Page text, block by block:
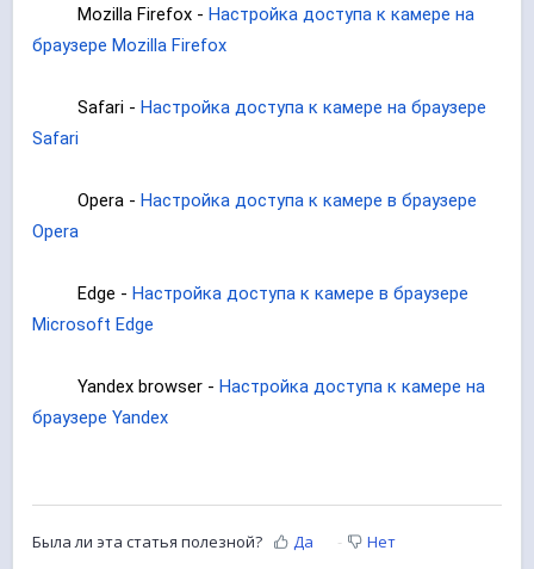
Mozilla Firefox - Настройка доступа к камере на
браузере Mozilla Firefox
Safari - Настройка доступа к камере на браузере
Safari
Opera - Настройка доступа к камере в браузере
Opera
Edge - Настройка доступа к камере в браузере
Microsoft Edge
Yandex browser - Настройка доступа к камере на
браузере Yandex
Была ли эта статья полезной? Да Нет